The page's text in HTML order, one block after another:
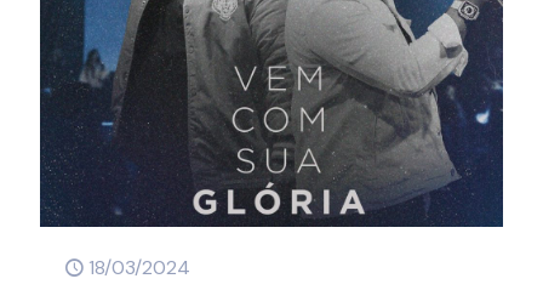
18/03/2024